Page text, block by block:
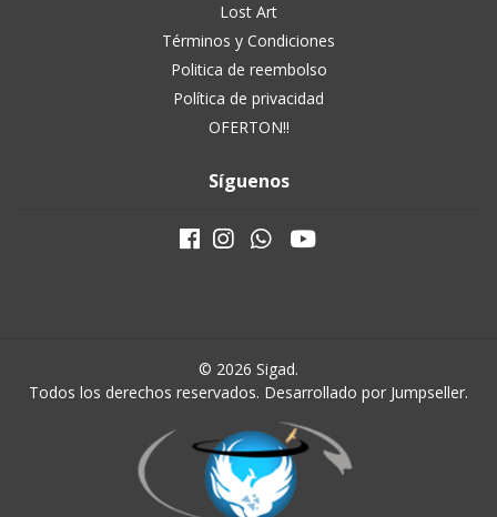
Lost Art
Términos y Condiciones
Politica de reembolso
Política de privacidad
OFERTON!!
Síguenos
© 2026 Sigad.
Todos los derechos reservados. Desarrollado por Jumpseller.